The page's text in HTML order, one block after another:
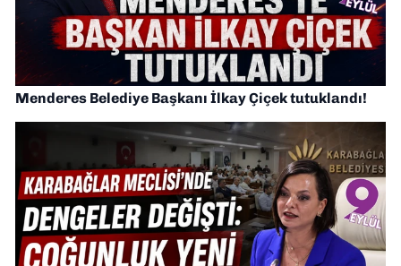
Menderes Belediye Başkanı İlkay Çiçek tutuklandı!